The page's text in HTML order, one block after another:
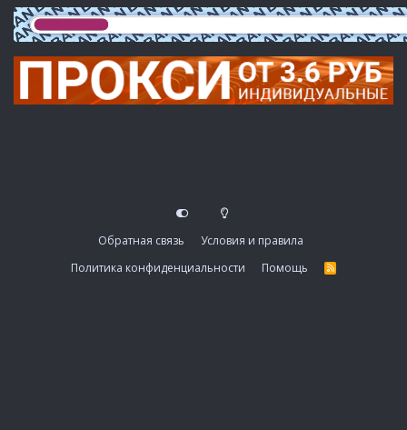
Обратная связь
Условия и правила
Политика конфиденциальности
Помощь
R